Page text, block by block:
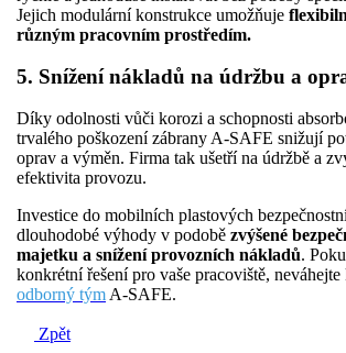
Jejich modulární konstrukce umožňuje
různým pracovním prostředím.
5. Snížení nákladů na údržbu a
Díky odolnosti vůči korozi a schopnosti
trvalého poškození zábrany A-SAFE snižují
oprav a výměn. Firma tak ušetří na údržbě a
efektivita provozu.
Investice do mobilních plastových
dlouhodobé výhody v podobě zvýšené
majetku a snížení provozních nákladů.
konkrétní řešení pro vaše pracoviště,
odborný tým A-SAFE.
Zpět